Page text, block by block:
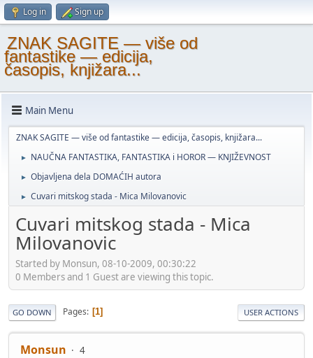
Log in Sign up
ZNAK SAGITE — više od
fantastike — edicija,
časopis, knjižara...
Main Menu
ZNAK SAGITE — više od fantastike — edicija, časopis, knjižara...
► NAUČNA FANTASTIKA, FANTASTIKA i HOROR — KNJIŽEVNOST
► Objavljena dela DOMAĆIH autora
► Cuvari mitskog stada - Mica Milovanovic
Cuvari mitskog stada - Mica
Milovanovic
Started by Monsun, 08-10-2009, 00:30:22
0 Members and 1 Guest are viewing this topic.
GO DOWN Pages 1 USER ACTIONS
Monsun 4